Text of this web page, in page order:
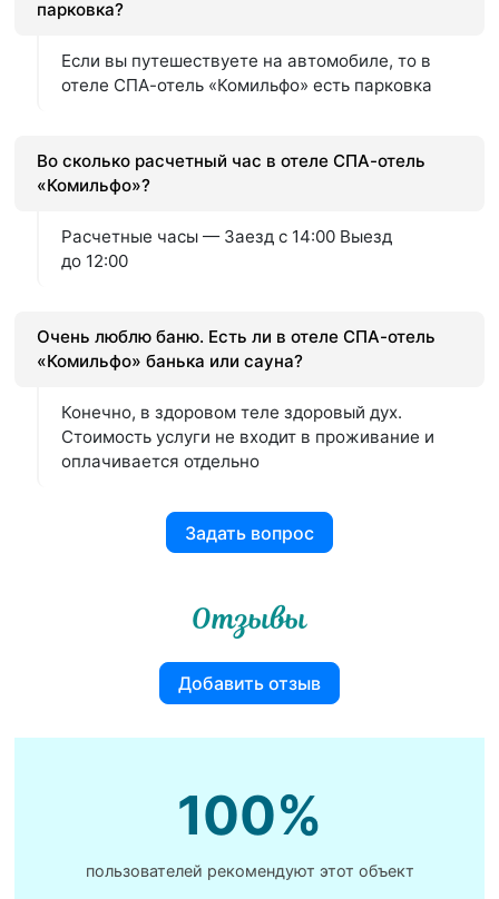
парковка?
Если вы путешествуете на автомобиле, то в
отеле СПА-отель «Комильфо» есть парковка
Во сколько расчетный час в отеле СПА-отель
«Комильфо»?
Расчетные часы — Заезд с 14:00 Выезд
до 12:00
Очень люблю баню. Есть ли в отеле СПА-отель
«Комильфо» банька или сауна?
Конечно, в здоровом теле здоровый дух.
Стоимость услуги не входит в проживание и
оплачивается отдельно
Задать вопрос
Отзывы
Добавить отзыв
100%
пользователей рекомендуют этот объект